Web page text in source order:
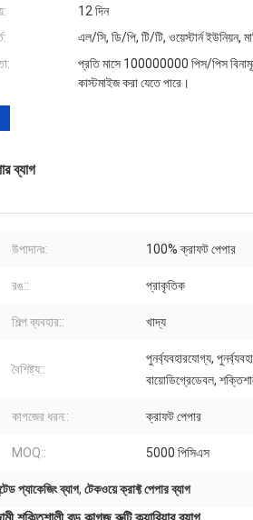
12 দিন
এল/সি, ডি/পি, টি/টি, ওয়েস্টার্ন ইউনিয়ন,
প্রতি মাসে 100000000 পিস/পিস
কাস্টমাইজ করা যেতে পারে।
ব্যাগ
উপাদানঃ: 100% ক্রাফট পেপার
রঙ:: প্রাকৃতিক
শিল্প ব্যবহার:: খাদ্য
বৈশিষ্ট্য::
পুনর্ব্যবহারযোগ্য,
বায়োডিগ্রেডেবল,
কাগজের ধরন:: ক্রাফট পেপার
MOQ:: 5000 পিসিএস
প্যাকেজিং ব্যাগ, টেকওয়ে ক্রাফ্ট পেপার ব্যাগ